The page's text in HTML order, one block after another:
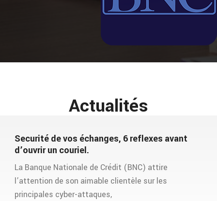
Actualités
Securité de vos échanges, 6 reflexes avant
d’ouvrir un couriel.
La Banque Nationale de Crédit (BNC) attire
l’attention de son aimable clientèle sur les
principales cyber-attaques,